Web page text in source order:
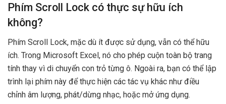
Phím Scroll Lock có thực sự hữu ích
không?
Phím Scroll Lock, mặc dù ít được sử dụng, vẫn có thể hữu
ích. Trong Microsoft Excel, nó cho phép cuộn toàn bộ trang
tính thay vì di chuyển con trỏ từng ô. Ngoài ra, bạn có thể lập
trình lại phím này để thực hiện các tác vụ khác như điều
chỉnh âm lượng, phát/dừng nhạc, hoặc mở ứng dụng.